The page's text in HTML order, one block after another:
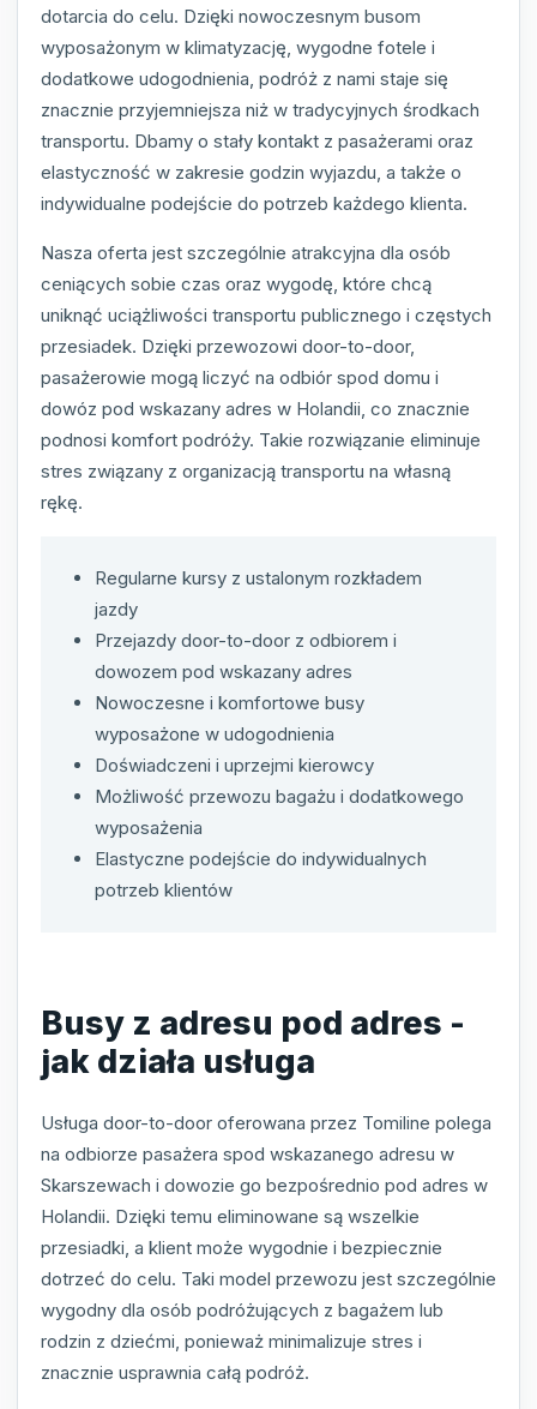
dotarcia do celu. Dzięki nowoczesnym busom
wyposażonym w klimatyzację, wygodne fotele i
dodatkowe udogodnienia, podróż z nami staje się
znacznie przyjemniejsza niż w tradycyjnych środkach
transportu. Dbamy o stały kontakt z pasażerami oraz
elastyczność w zakresie godzin wyjazdu, a także o
indywidualne podejście do potrzeb każdego klienta.
Nasza oferta jest szczególnie atrakcyjna dla osób
ceniących sobie czas oraz wygodę, które chcą
uniknąć uciążliwości transportu publicznego i częstych
przesiadek. Dzięki przewozowi door-to-door,
pasażerowie mogą liczyć na odbiór spod domu i
dowóz pod wskazany adres w Holandii, co znacznie
podnosi komfort podróży. Takie rozwiązanie eliminuje
stres związany z organizacją transportu na własną
rękę.
Regularne kursy z ustalonym rozkładem
jazdy
Przejazdy door-to-door z odbiorem i
dowozem pod wskazany adres
Nowoczesne i komfortowe busy
wyposażone w udogodnienia
Doświadczeni i uprzejmi kierowcy
Możliwość przewozu bagażu i dodatkowego
wyposażenia
Elastyczne podejście do indywidualnych
potrzeb klientów
Busy z adresu pod adres -
jak działa usługa
Usługa door-to-door oferowana przez Tomiline polega
na odbiorze pasażera spod wskazanego adresu w
Skarszewach i dowozie go bezpośrednio pod adres w
Holandii. Dzięki temu eliminowane są wszelkie
przesiadki, a klient może wygodnie i bezpiecznie
dotrzeć do celu. Taki model przewozu jest szczególnie
wygodny dla osób podróżujących z bagażem lub
rodzin z dziećmi, ponieważ minimalizuje stres i
znacznie usprawnia całą podróż.